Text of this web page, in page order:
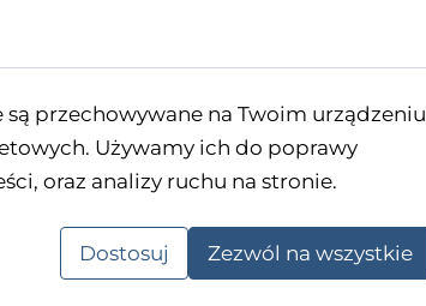
przechowywane na Twoim urządzeniu
Używamy ich do poprawy
oraz analizy ruchu na stronie.
Dostosuj Zezwól na wszystkie